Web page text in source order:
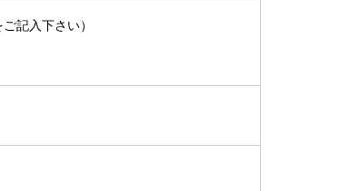
記入下さい）